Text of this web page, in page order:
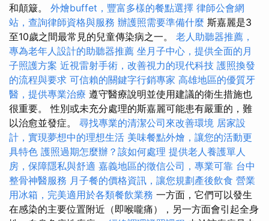
和顛簸。 外燴buffet，豐富多樣的餐點選擇 律師公會網
站，查詢律師資格與服務 辦護照需要準備什麼 斯嘉麗是3
至10歲之間最常見的兒童傳染病之一。 老人助聽器推薦，
專為老年人設計的助聽器推薦 坐月子中心，提供全面的月
子照護方案 近視雷射手術，改善視力的現代科技 護照換發
的流程與要求 可信賴的關鍵字行銷專家 高雄地區的優質牙
醫，提供專業治療 遵守醫療說明並使用建議的衛生措施也
很重要。 性別或未充分處理的斯嘉麗可能患有嚴重的，難
以治愈並發症。 尋找專業的清潔公司來改善環境 居家設
計，實現夢想中的理想生活 美味餐點外燴，讓您的活動更
具特色 護照過期怎麼辦？該如何處理 提供老人養護單人
房，保障隱私與舒適 嘉義地區的徵信公司，專業可靠 台中
整骨神醫服務 月子餐的價格資訊，讓您規劃產後飲食 營業
用冰箱，完美適用於各類餐飲業務 一方面，它們可以發生
在感染的主要位置附近（即喉嚨痛），另一方面會引起全身